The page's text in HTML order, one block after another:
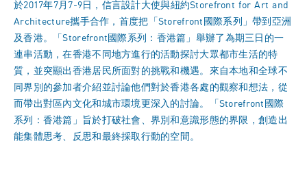
於2017年7月7-9日，信言設計大使與紐約Storefront for Art and
Architecture攜手合作，首度把「Storefront國際系列」帶到亞洲
及香港。「Storefront國際系列：香港篇」舉辦了為期三日的一
連串活動，在香港不同地方進行的活動探討大眾都市生活的特
質，並突顯出香港居民所面對的挑戰和機遇。來自本地和全球不
同界別的參加者介紹並討論他們對於香港各處的觀察和想法，從
而帶出對區內文化和城市環境更深入的討論。「Storefront國際
系列：香港篇」旨於打破社會、界別和意識形態的界限，創造出
能集體思考、反思和最終採取行動的空間。